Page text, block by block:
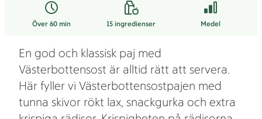
Över 60 min 15 ingredienser Medel
En god och klassisk paj med
Västerbottensost är alltid rätt att servera.
Här fyller vi Västerbottensostpajen med
tunna skivor rökt lax, snackgurka och extra